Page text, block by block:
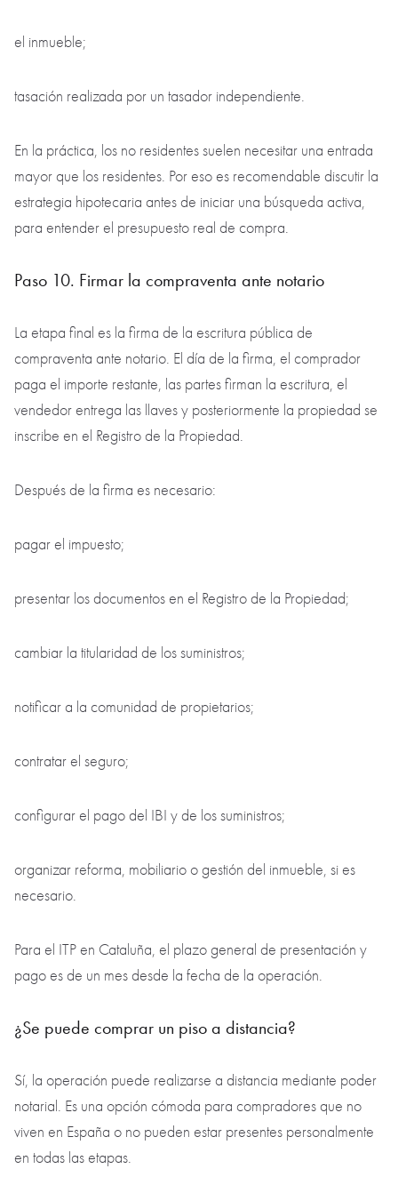
el inmueble;
tasación realizada por un tasador independiente.
En la práctica, los no residentes suelen necesitar una entrada
mayor que los residentes. Por eso es recomendable discutir la
estrategia hipotecaria antes de iniciar una búsqueda activa,
para entender el presupuesto real de compra.
Paso 10. Firmar la compraventa ante notario
La etapa final es la firma de la escritura pública de
compraventa ante notario. El día de la firma, el comprador
paga el importe restante, las partes firman la escritura, el
vendedor entrega las llaves y posteriormente la propiedad se
inscribe en el Registro de la Propiedad.
Después de la firma es necesario:
pagar el impuesto;
presentar los documentos en el Registro de la Propiedad;
cambiar la titularidad de los suministros;
notificar a la comunidad de propietarios;
contratar el seguro;
configurar el pago del IBI y de los suministros;
organizar reforma, mobiliario o gestión del inmueble, si es
necesario.
Para el ITP en Cataluña, el plazo general de presentación y
pago es de un mes desde la fecha de la operación.
¿Se puede comprar un piso a distancia?
Sí, la operación puede realizarse a distancia mediante poder
notarial. Es una opción cómoda para compradores que no
viven en España o no pueden estar presentes personalmente
en todas las etapas.